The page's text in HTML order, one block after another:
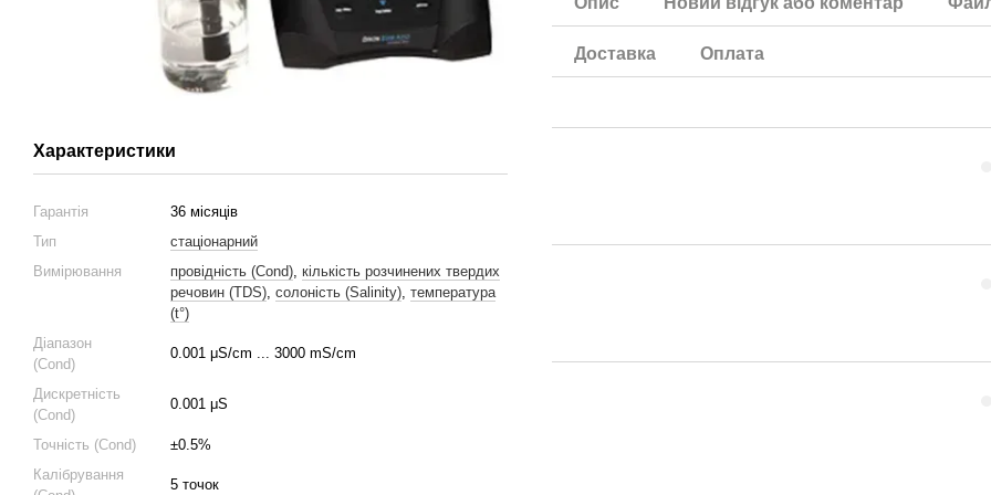
Характеристики
Гарантія
36 місяців
Тип
стаціонарний
Вимірювання
провідність (Cond), кількість розчинених твердих
речовин (TDS), солоність (Salinity), температура
(t°)
Діапазон
(Cond)
0.001 μS/cm ... 3000 mS/cm
Дискретність
(Cond)
0.001 μS
Точність (Cond)
±0.5%
Калібрування
5 точок
Доставка Оплата